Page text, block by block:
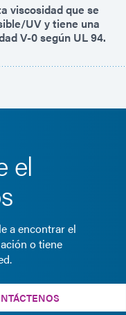
viscosidad que se
UV y tiene una
V-0 según UL 94.
el
a encontrar el
o tiene